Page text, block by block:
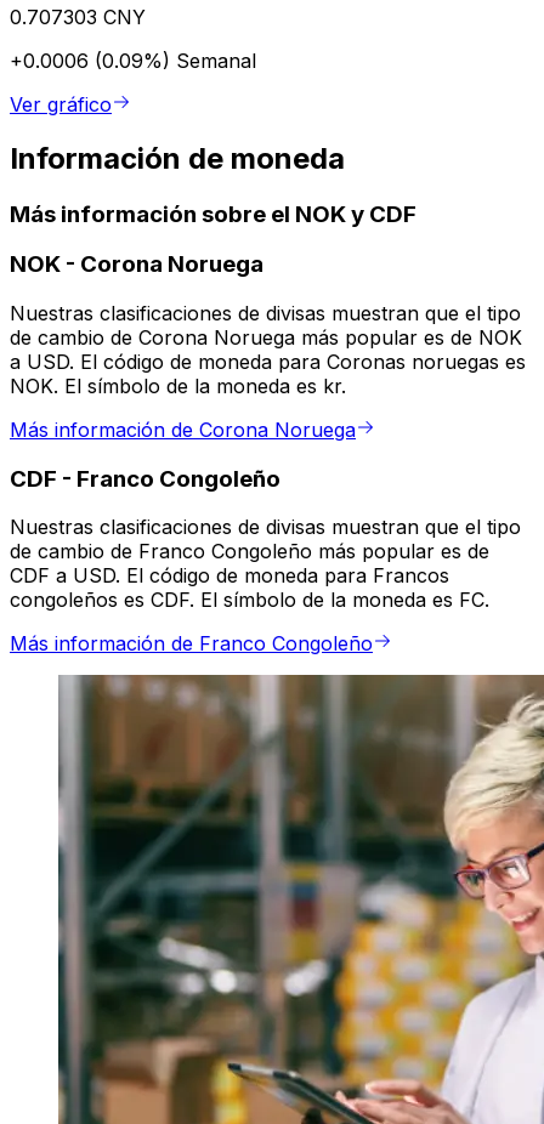
0.707303 CNY
+0.0006 (0.09%) Semanal
Ver gráfico
Información de moneda
Más información sobre el NOK y CDF
NOK - Corona Noruega
Nuestras clasificaciones de divisas muestran que el tipo
de cambio de Corona Noruega más popular es de NOK
a USD. El código de moneda para Coronas noruegas es
NOK. El símbolo de la moneda es kr.
Más información de Corona Noruega
CDF - Franco Congoleño
Nuestras clasificaciones de divisas muestran que el tipo
de cambio de Franco Congoleño más popular es de
CDF a USD. El código de moneda para Francos
congoleños es CDF. El símbolo de la moneda es FC.
Más información de Franco Congoleño